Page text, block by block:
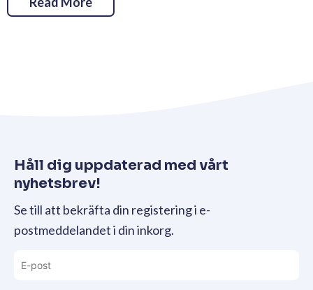
Håll dig uppdaterad med vårt
nyhetsbrev!
Se till att bekräfta din registering i e-
postmeddelandet i din inkorg.